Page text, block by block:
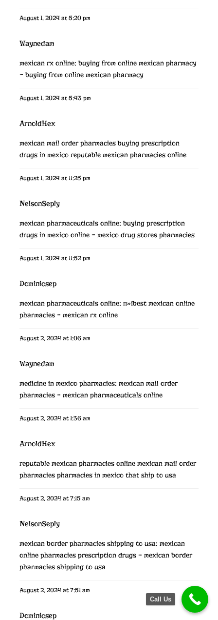
August 1, 2024 at 5:20 pm
Waynedam
mexican rx online:buying from online mexican pharmacy
– buying from online mexican pharmacy
August 1, 2024 at 5:43 pm
ArnoldHex
mexican mail order pharmaciesbuying prescription
drugs in mexico reputable mexican pharmacies online
August 1, 2024 at 11:25 pm
NelsonSeply
mexican pharmaceuticals online:buying prescription
drugs in mexico online – mexico drug stores pharmacies
August 1, 2024 at 11:52 pm
Dominicsep
mexican pharmaceuticals online: п»їbest mexican online
pharmacies – mexican rx online
August 2, 2024 at 1:06 am
Waynedam
medicine in mexico pharmacies: mexican mail order
pharmacies – mexican pharmaceuticals online
August 2, 2024 at 1:36 am
ArnoldHex
reputable mexican pharmacies online mexican mail order
pharmacies pharmacies in mexico that ship to usa
August 2, 2024 at 7:15 am
NelsonSeply
mexican border pharmacies shipping to usa: mexican
online pharmacies prescription drugs – mexican border
pharmacies shipping to usa
August 2, 2024 at 7:51 am
Dominicsep
Call Us